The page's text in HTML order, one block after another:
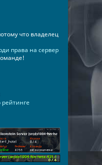
что владелец
права на сервер